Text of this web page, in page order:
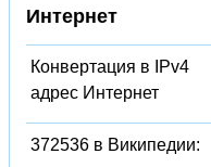
Интернет
Конвертация в IPv4
адрес Интернет
372536 в Википедии: